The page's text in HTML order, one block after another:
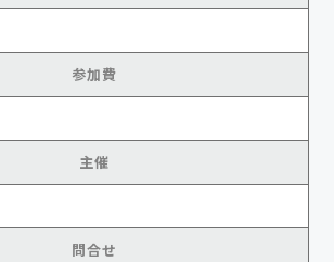
参加費
主催
問合せ